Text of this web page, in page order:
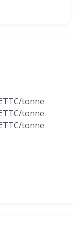
tonne
tonne
tonne